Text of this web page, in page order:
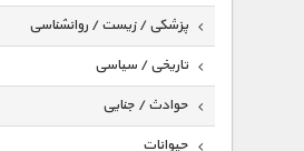
پزشکی / زیست / روانشناسی
تاریخی / سیاسی
حوادث / جنایی
حیوانات